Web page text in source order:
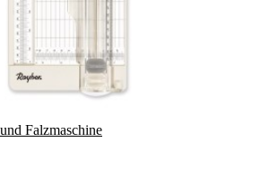
Falzmaschine